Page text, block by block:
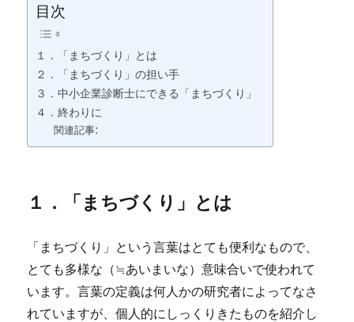
目次
１．「まちづくり」とは
２．「まちづくり」の担い手
３．中小企業診断士にできる「まちづくり」
４．終わりに
関連記事:
１．「まちづくり」とは
「まちづくり」という言葉はとても便利なもので、
とても多様な（≒あいまいな）意味合いで使われて
います。言葉の定義は何人かの研究者によってなさ
れていますが、個人的にしっくりきたものを紹介し